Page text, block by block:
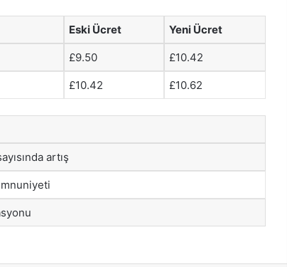
Eski Ücret Yeni Ücret
£9.50 £10.42
£10.42 £10.62
artış